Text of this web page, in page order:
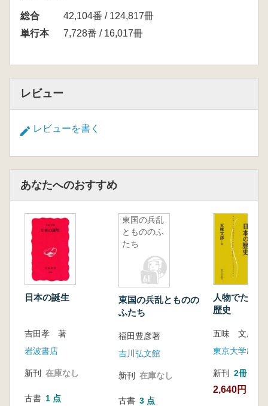
総合
42,104番 / 124,817冊
単行本
7,728番 / 16,017冊
レビュー
レビューを書く
あなたへのおすすめ
日本の誕生
吉田孝 著
岩波書店
新刊 在庫なし
古書 1 点
東国の兵乱
ともののふ
たち
東国の兵乱とものの
ふたち
福田豊彦著
吉川弘文館
新刊 在庫なし
古書 3 点
人物でたど
歴史
五味 文彦 著
東京大学出版
新刊 2冊
2,640円